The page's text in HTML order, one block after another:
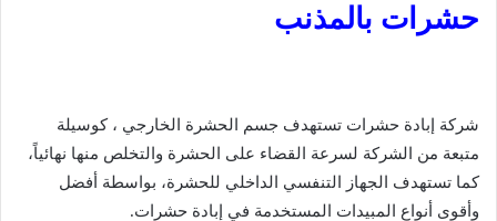
حشرات بالمذنب
شركة إبادة حشرات تستهدف جسم الحشرة الخارجي ، كوسيلة
متبعة من الشركة لسرعة القضاء على الحشرة والتخلص منها نهائياً،
كما تستهدف الجهاز التنفسي الداخلي للحشرة، بواسطة أفضل
وأقوى أنواع المبيدات المستخدمة في إبادة حشرات.